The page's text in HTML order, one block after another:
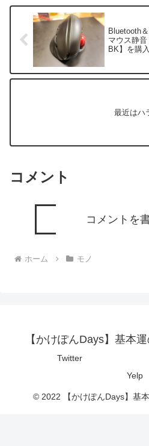
Bluetooth
マウス静
BK】を購入
最近はハ
コメント
コメントを
ホーム モノ
【かけぽんDays】基本
Twitter
Yelp
© 2022 【かけぽんDays】基